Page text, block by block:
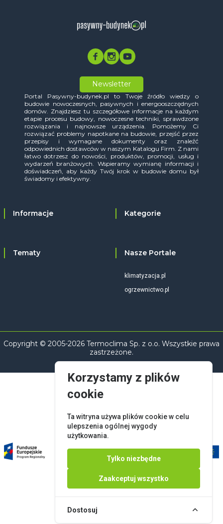
Newsletter
Portal Pasywny-budynek.pl to Twoje źródło wiedzy o
budowie nowoczesnych, pasywnych i energooszczędnych
domów. Znajdziesz tu szczegółowe informacje na każdym
etapie procesu budowy, nowoczesne techniki, sprawdzone
rozwiązania i najnowsze urządzenia. Pomożemy Ci
rozwiązać problemy napotkane na budowie, przejść przez
przepisy i wymagane dokumenty oraz znaleźć
odpowiednich dostawców w naszym Katalogu Firm. Z nami
łatwo dotrzesz do nowości, produktów, promocji, usług i
wydarzeń branżowych. Wspieramy wymianę informacji i
doświadczeń, aby każdy Twój krok w budowie domu był
świadomy i efektywny.
Informacje Kategorie
Tematy Nasze Portale
klimatyzacja.pl
ogrzewnictwo.pl
Copyright © 2005-2026 Termoclima Sp. z o.o. Wszystkie prawa
zastrzeżone.
Korzystamy z plików
cookie
Ta witryna używa plików cookie w celu
ulepszenia ogólnej wygody
użytkowania.
Tylko niezbędne
Zaakceptuj wszystko
Dostosuj